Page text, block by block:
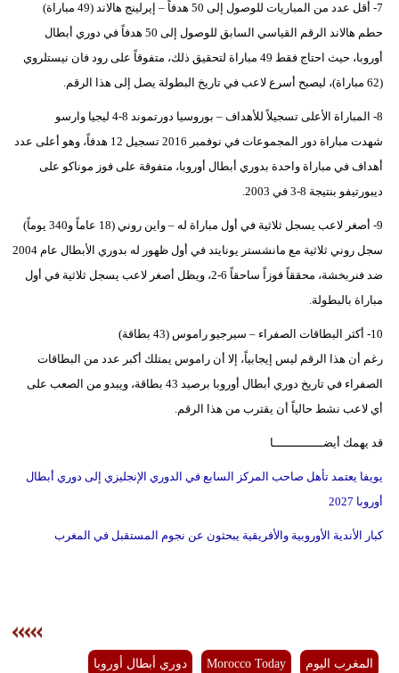
7- أقل عدد من المباريات للوصول إلى 50 هدفاً – إيرلينج هالاند (49 مباراة)
حطم هالاند الرقم القياسي السابق للوصول إلى 50 هدفاً في دوري أبطال
أوروبا، حيث احتاج فقط 49 مباراة لتحقيق ذلك، متفوقاً على رود فان نيستلروي
(62 مباراة)، ليصبح أسرع لاعب في تاريخ البطولة يصل إلى هذا الرقم.
8- المباراة الأعلى تسجيلاً للأهداف – بوروسيا دورتموند 8-4 ليجيا وارسو
شهدت مباراة دور المجموعات في نوفمبر 2016 تسجيل 12 هدفاً، وهو أعلى عدد
أهداف في مباراة واحدة بدوري أبطال أوروبا، متفوقة على فوز موناكو على
ديبورتيفو بنتيجة 8-3 في 2003.
9- أصغر لاعب يسجل ثلاثية في أول مباراة له – واين روني (18 عاماً و340 يوماً)
سجل روني ثلاثية مع مانشستر يونايتد في أول ظهور له بدوري الأبطال عام 2004
ضد فنربخشة، محققاً فوزاً ساحقاً 6-2، ويظل أصغر لاعب يسجل ثلاثية في أول
مباراة بالبطولة.
10- أكثر البطاقات الصفراء – سيرجيو راموس (43 بطاقة)
رغم أن هذا الرقم ليس إيجابياً، إلا أن راموس يمتلك أكبر عدد من البطاقات
الصفراء في تاريخ دوري أبطال أوروبا برصيد 43 بطاقة، ويبدو من الصعب على
أي لاعب نشط حالياً أن يقترب من هذا الرقم.
قد يهمك أيضــــــــــــــا
يويفا يعتمد تأهل صاحب المركز السابع في الدوري الإنجليزي إلى دوري أبطال
أوروبا 2027
كبار الأندية الأوروبية والأفريقية يبحثون عن نجوم المستقبل في المغرب
المغرب اليوم Morocco Today دوري أبطال أوروبا